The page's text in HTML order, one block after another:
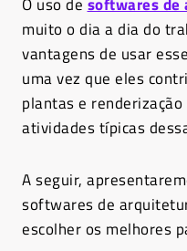
muito o dia a dia do
vantagens de usar
uma vez que eles
plantas e
atividades típicas
A seguir,
softwares de
escolher os melhores